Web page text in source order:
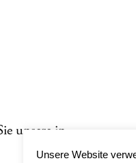
unsere in
Unsere Website